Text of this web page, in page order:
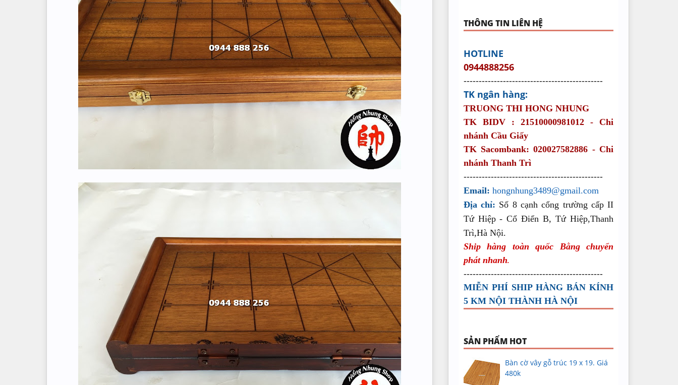
THÔNG TIN LIÊN HỆ
HOTLINE
0944888256
----------------------------------------------
TK ngân hàng:
TRUONG THI HONG NHUNG
TK BIDV : 21510000981012 - Chi
nhánh Cầu Giấy
TK Sacombank: 020027582886 - Chi
nhánh Thanh Trì
----------------------------------------------
Email: hongnhung3489@gmail.com
Địa chỉ: Số 8 cạnh cổng trường cấp II
Tứ Hiệp - Cổ Điển B, Tứ Hiệp,Thanh
Trì,Hà Nội.
Ship hàng toàn quốc Bằng chuyển
phát nhanh.
----------------------------------------------
MIỄN PHÍ SHIP HÀNG BÁN KÍNH
5 KM NỘI THÀNH HÀ NỘI
SẢN PHẨM HOT
Bàn cờ vây gỗ trúc 19 x 19. Giá
480k